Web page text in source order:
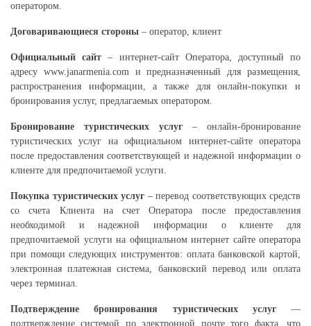
оператором.
Договаривающиеся стороны – оператор, клиент
Официальный сайт – интернет-сайт Оператора, доступный по
адресу www.janarmenia.com и предназначенный для размещения,
распространения информации, а также для онлайн-покупки и
бронирования услуг, предлагаемых оператором.
Бронирование туристических услуг – онлайн-бронирование
туристических услуг на официальном интернет-сайте оператора
после предоставления соответствующей и надежной информации о
клиенте для предпочитаемой услуги.
Покупка туристических услуг – перевод соответствующих средств
со счета Клиента на счет Оператора после предоставления
необходимой и надежной информации о клиенте для
предпочитаемой услуги на официальном интернет сайте оператора
при помощи следующих инструментов: оплата банковской картой,
электронная платежная система, банковский перевод или оплата
через терминал. ​
Подтверждение бронирования туристических услуг—
подтверждение системой по электронной почте того факта, что